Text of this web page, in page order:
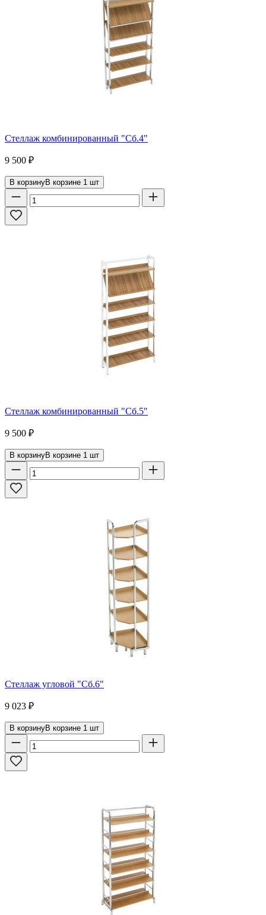
Стеллаж комбинированный "Сб.4"
9 500 ₽
В корзинуВ корзине 1 шт
Стеллаж комбинированный "Сб.5"
9 500 ₽
В корзинуВ корзине 1 шт
Стеллаж угловой "Сб.6"
9 023 ₽
В корзинуВ корзине 1 шт